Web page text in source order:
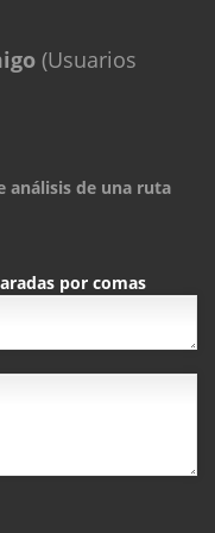
(Usuarios
análisis de una ruta
por comas